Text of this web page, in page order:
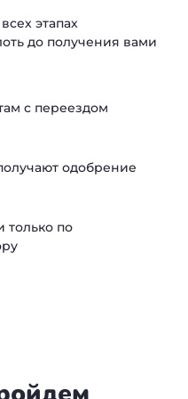
этапах
до получения вами
с переездом
одобрение
только по